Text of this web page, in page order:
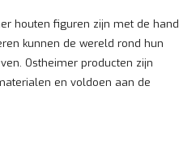
houten figuren zijn met de hand
kunnen de wereld rond hun
Ostheimer producten zijn
en voldoen aan de